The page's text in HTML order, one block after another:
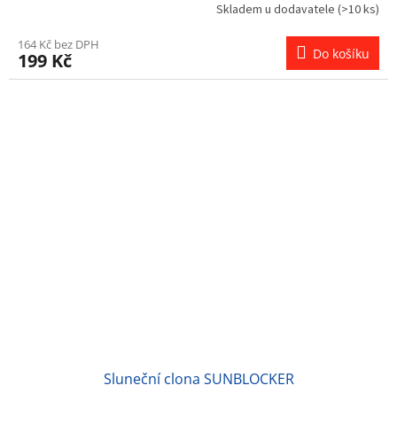
Skladem u dodavatele (>10 ks)
164 Kč bez DPH
199 Kč Do košíku
Sluneční clona SUNBLOCKER